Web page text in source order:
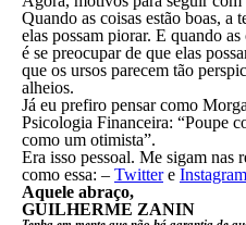
Quando as coisas estão boas, a
elas possam piorar. E quando
é se preocupar de que elas
que os ursos parecem tão
alheios.
Já eu prefiro pensar como
Psicologia Financeira: “Poupe
como um otimista”.
Era isso pessoal. Me sigam nas
como essa: – Twittere Instagram
Aquele abraço,
GUILHERME ZANIN